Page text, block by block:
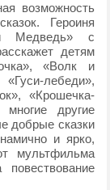
возможность
Героиня
Медведь» с
детям
«Волк и
лебеди»,
«Крошечка-
другие
добрые сказки
и ярко,
мультфильма